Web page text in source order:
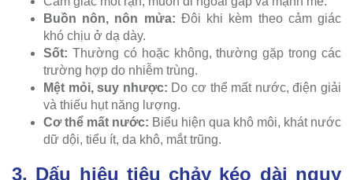
Buồn nôn, nôn mửa: Đôi khi kèm theo cảm giác
khó chịu ở dạ dày.
Sốt: Thường có hoặc không, thường gặp trong các
trường hợp do nhiễm trùng.
Mệt mỏi, suy nhược: Do cơ thể mất nước, điện giải
và thiếu hụt năng lượng.
Cơ thể mất nước: Biểu hiện qua khô môi, khát nước
dữ dội, tiểu ít, da khô, mắt trũng.
3. Dấu hiệu tiêu chảy kéo dài nguy